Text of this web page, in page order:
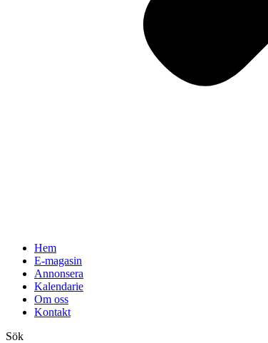
Hem
E-magasin
Annonsera
Kalendarie
Om oss
Kontakt
Sök